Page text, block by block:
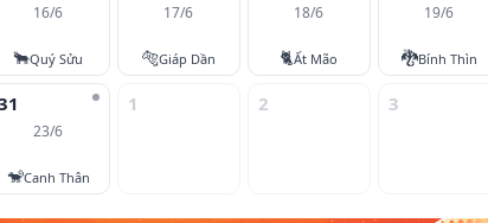
16/6
🐂Quý Sửu
17/6
🐅Giáp Dần
18/6
🐈Ất Mão
19/6
🐉Bính Thìn
23/6
🐒Canh Thân
1 2 3